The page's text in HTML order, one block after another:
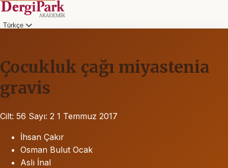
Türkçe
Çocukluk çağı miyastenia
gravis
Cilt: 56 Sayı: 2 1 Temmuz 2017
İhsan Çakır
Osman Bulut Ocak
Aslı İnal